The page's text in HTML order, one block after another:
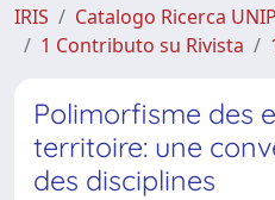
IRIS
Catalogo Ricerca
1 Contributo su Rivista
Polimorfisme des
territoire: une
des disciplines